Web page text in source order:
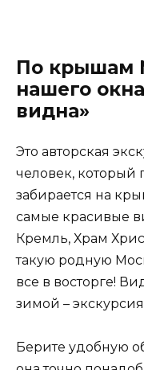
По крышам
нашего
видна»
Это авторская
человек, который
забирается на
самые красивые
Кремль, Храм
такую родную
все в восторге!
зимой –
Берите удобную